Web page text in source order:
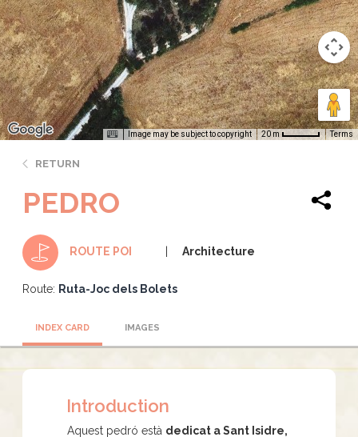
Image may be subject to copyright 20 m Terms
RETURN
PEDRO
ROUTE POI Architecture
Route: Ruta-Joc dels Bolets
INDEX CARD IMAGES
Introduction
Aquest pedró està dedicat a Sant Isidre,